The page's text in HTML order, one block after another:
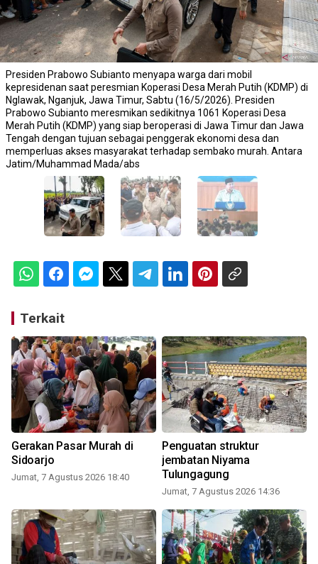
Presiden Prabowo Subianto menyapa warga dari mobil
kepresidenan saat peresmian Koperasi Desa Merah Putih (KDMP) di
Nglawak, Nganjuk, Jawa Timur, Sabtu (16/5/2026). Presiden
Prabowo Subianto meresmikan sedikitnya 1061 Koperasi Desa
Merah Putih (KDMP) yang siap beroperasi di Jawa Timur dan Jawa
Tengah dengan tujuan sebagai penggerak ekonomi desa dan
memperluas akses masyarakat terhadap sembako murah. Antara
Jatim/Muhammad Mada/abs
Terkait
Gerakan Pasar Murah di
Sidoarjo
Jumat, 7 Agustus 2026 18:40
Penguatan struktur
jembatan Niyama
Tulungagung
Jumat, 7 Agustus 2026 14:36